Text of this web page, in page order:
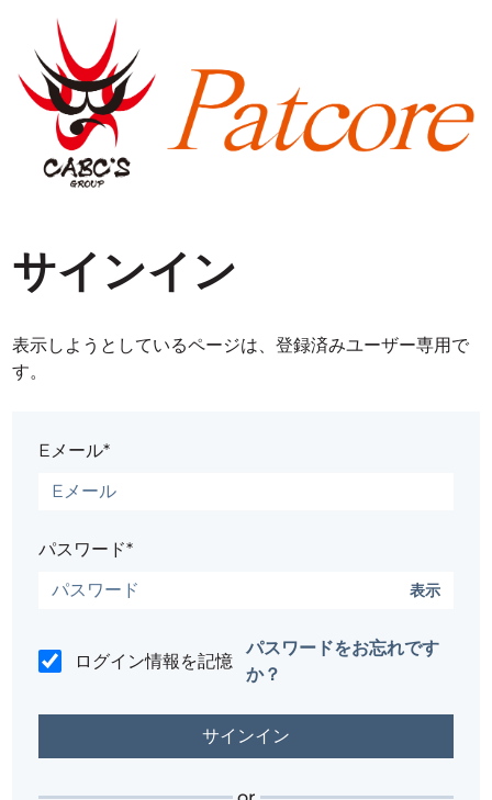
サインイン
表示しようとしているページは、登録済みユーザー専用で
す。
Eメール*
パスワード*
表示
ログイン情報を記憶
パスワードをお忘れです
か？